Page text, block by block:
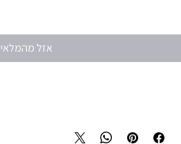
אזל מהמלאי